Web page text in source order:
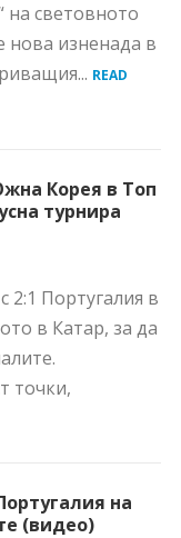
на световното
нова изненада в
READ
Корея в Топ
турнира
Португалия в
в Катар, за да
точки,
на
(видео)